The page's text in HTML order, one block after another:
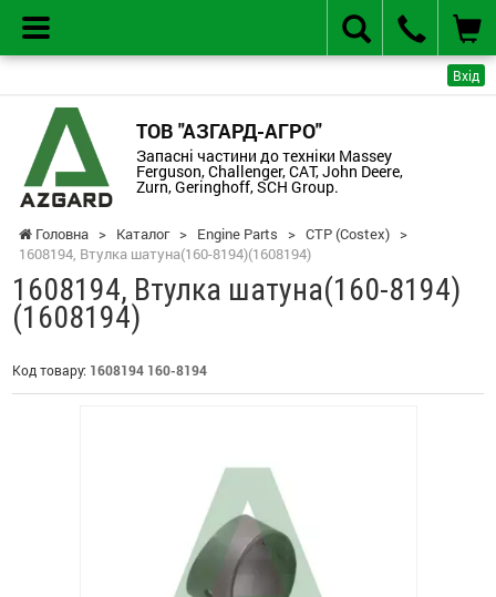
Вхід
ТОВ "АЗГАРД-АГРО"
Запасні частини до техніки Massey
Ferguson, Challenger, CAT, John Deere,
Zurn, Geringhoff, SCH Group.
Головна > Каталог > Engine Parts > CTP (Costex) >
1608194, Втулка шатуна(160-8194)(1608194)
1608194, Втулка шатуна(160-8194)
(1608194)
Код товару: 1608194 160-8194